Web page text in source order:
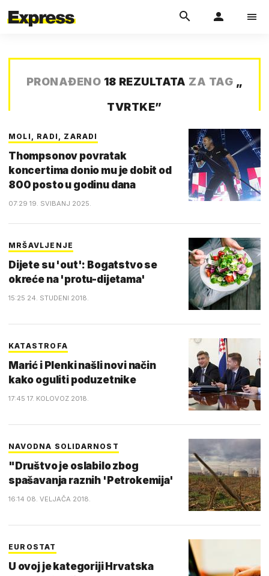
PRONAĐENO 18 REZULTATA ZA TAG „
TVRTKE”
MOLI, RADI, ZARADI
Thompsonov povratak
koncertima donio mu je dobit od
800 posto u godinu dana
07:29 19. SVIBANJ 2025.
MRŠAVLJENJE
Dijete su 'out': Bogatstvo se
okreće na 'protu-dijetama'
15:25 24. STUDENI 2018.
KATASTROFA
Marić i Plenki našli novi način
kako oguliti poduzetnike
17:45 17. KOLOVOZ 2018.
NAVODNA SOLIDARNOST
"Društvo je oslabilo zbog
spašavanja raznih 'Petrokemija'
16:14 08. VELJAČA 2018.
EUROSTAT
U ovoj je kategoriji Hrvatska